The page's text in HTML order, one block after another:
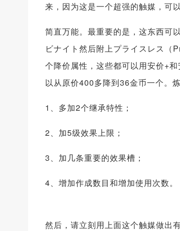
来，因为这是一个超强的触媒，可以
简直万能。最重要的是，这东西可
ビナイト然后附上プライスレス
个降价属性，这些都可以用安价+
以从原价400多降到36金币一个。
1、多加2个继承特性；
2、加5级效果上限；
3、加几条重要的效果槽；
4、增加作成数目和增加使用次数。
然后，请立刻用上面这个触媒做出